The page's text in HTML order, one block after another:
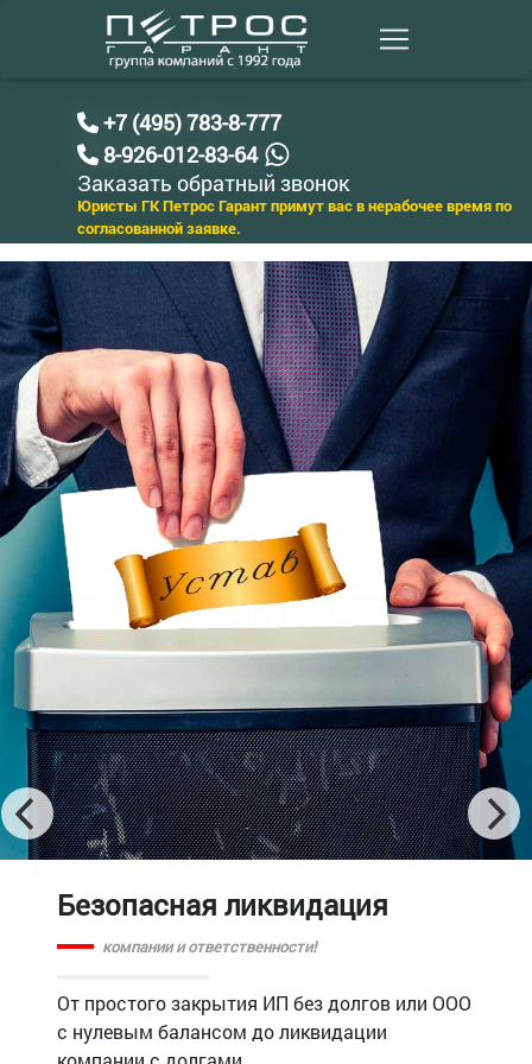
+7 (495) 783-8-777
8-926-012-83-64
Заказать обратный звонок
Юристы ГК Петрос Гарант примут вас в нерабочее время по
согласованной заявке.
Безопасная ликвидация
компании и ответственности!
От простого закрытия ИП без долгов или ООО
с нулевым балансом до ликвидации